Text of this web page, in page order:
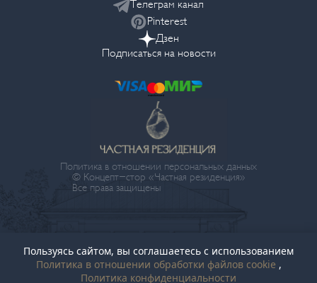
Пользуясь сайтом, вы соглашаетесь с использованием
Политика в отношении обработки файлов cookie ,
Политика конфиденциальности
Телеграм канал
Pinterest
Дзен
Подписаться на новости
Политика в отношении персональных данных
© Концепт-стор «Частная резиденция»
Все права защищены